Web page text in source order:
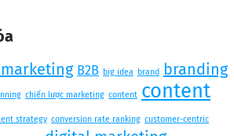
B2B big idea brand branding
chiến lược marketing content content
strategy conversion rate ranking customer-centric